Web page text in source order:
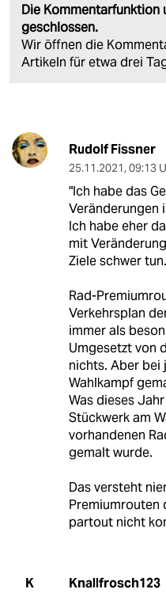
Die
geschlossen.
Wir öffnen die
Artikeln für etwa drei
Rudolf Fissner
25.11.2021, 09:13
"Ich habe das
Veränderungen
Ich habe eher
mit
Ziele schwer tun.
Rad-
Verkehrsplan
immer als
Umgesetzt von
nichts. Aber bei
Wahlkampf
Was dieses
Stückwerk am
vorhandenen
gemalt wurde.
Das versteht
Premiumrouten
partout nicht
K Knallfrosch123